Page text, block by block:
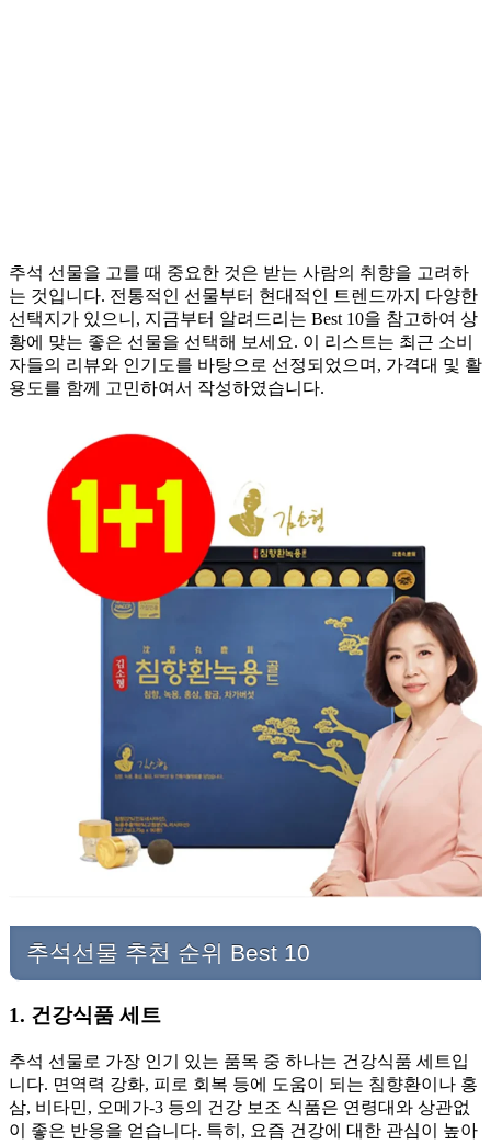
추석 선물을 고를 때 중요한 것은 받는 사람의 취향을 고려하
는 것입니다. 전통적인 선물부터 현대적인 트렌드까지 다양한
선택지가 있으니, 지금부터 알려드리는 Best 10을 참고하여 상
황에 맞는 좋은 선물을 선택해 보세요. 이 리스트는 최근 소비
자들의 리뷰와 인기도를 바탕으로 선정되었으며, 가격대 및 활
용도를 함께 고민하여서 작성하였습니다.
추석선물 추천 순위 Best 10
1. 건강식품 세트
추석 선물로 가장 인기 있는 품목 중 하나는 건강식품 세트입
니다. 면역력 강화, 피로 회복 등에 도움이 되는 침향환이나 홍
삼, 비타민, 오메가-3 등의 건강 보조 식품은 연령대와 상관없
이 좋은 반응을 얻습니다. 특히, 요즘 건강에 대한 관심이 높아